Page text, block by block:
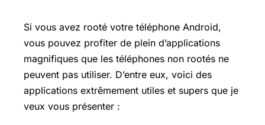
Si vous avez rooté votre téléphone Android,
vous pouvez profiter de plein d’applications
magnifiques que les téléphones non rootés ne
peuvent pas utiliser. D’entre eux, voici des
applications extrêmement utiles et supers que je
veux vous présenter :